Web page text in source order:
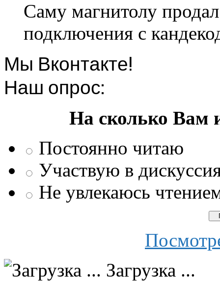
Саму магнитолу
подключения с
Мы Вконтакте!
Наш опрос:
На сколько Вам
Постоянно читаю
Участвую в
Не увлекаюсь
Загрузка ...